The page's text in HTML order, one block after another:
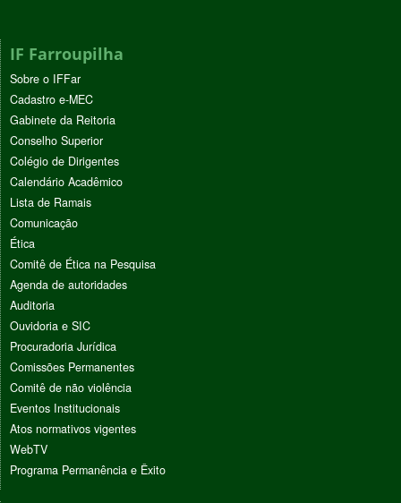
IF Farroupilha
Sobre o IFFar
Cadastro e-MEC
Gabinete da Reitoria
Conselho Superior
Colégio de Dirigentes
Calendário Acadêmico
Lista de Ramais
Comunicação
Ética
Comitê de Ética na Pesquisa
Agenda de autoridades
Auditoria
Ouvidoria e SIC
Procuradoria Jurídica
Comissões Permanentes
Comitê de não violência
Eventos Institucionais
Atos normativos vigentes
WebTV
Programa Permanência e Êxito